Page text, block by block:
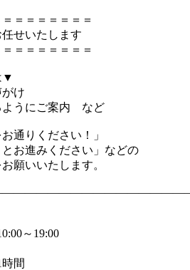
＝＝＝＝＝＝＝
せいたします
＝＝＝＝＝＝＝
▼
がけ
ようにご案内 など
通りください！」
とお進みください」などの
願いいたします。
～19:00
間